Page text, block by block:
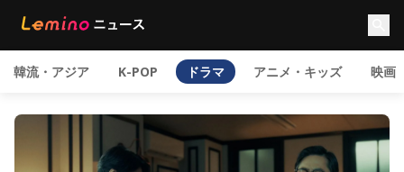
韓流・アジア K-POP ドラマ アニメ・キッズ 映画